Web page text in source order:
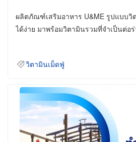
ผลิตภัณฑ์เสริมอาหาร U&ME รูปแบบ
ได้ง่าย มาพร้อมวิตามินรวมที่จำเป็นต่อ
วิตามินเม็ดฟู่